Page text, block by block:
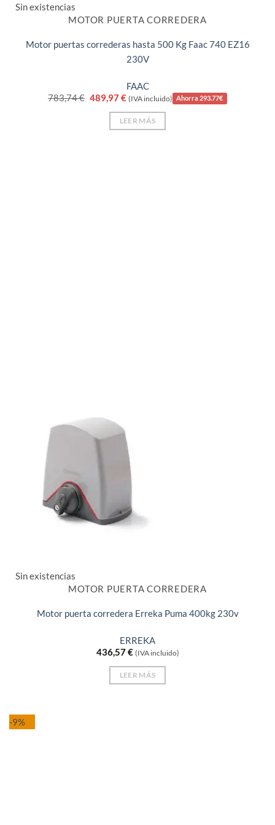
Sin existencias
MOTOR PUERTA CORREDERA
Motor puertas correderas hasta 500 Kg Faac 740 EZ16
230V
FAAC
783,74€ El
precio
original
783,74 €.
489,97€El
precio
actual
es:
489,97 €.
(IVA incluido) Ahorra 293.77€
LEER MÁS
Sin existencias
MOTOR PUERTA CORREDERA
Motor puerta corredera Erreka Puma 400kg 230v
ERREKA
436,57€ (IVA incluido)
LEER MÁS
-9%